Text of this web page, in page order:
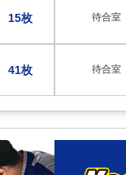
15枚 待合室
41枚 待合室